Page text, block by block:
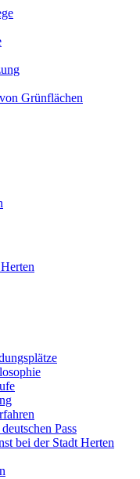
Grünflächen
Pass
bei der Stadt Herten